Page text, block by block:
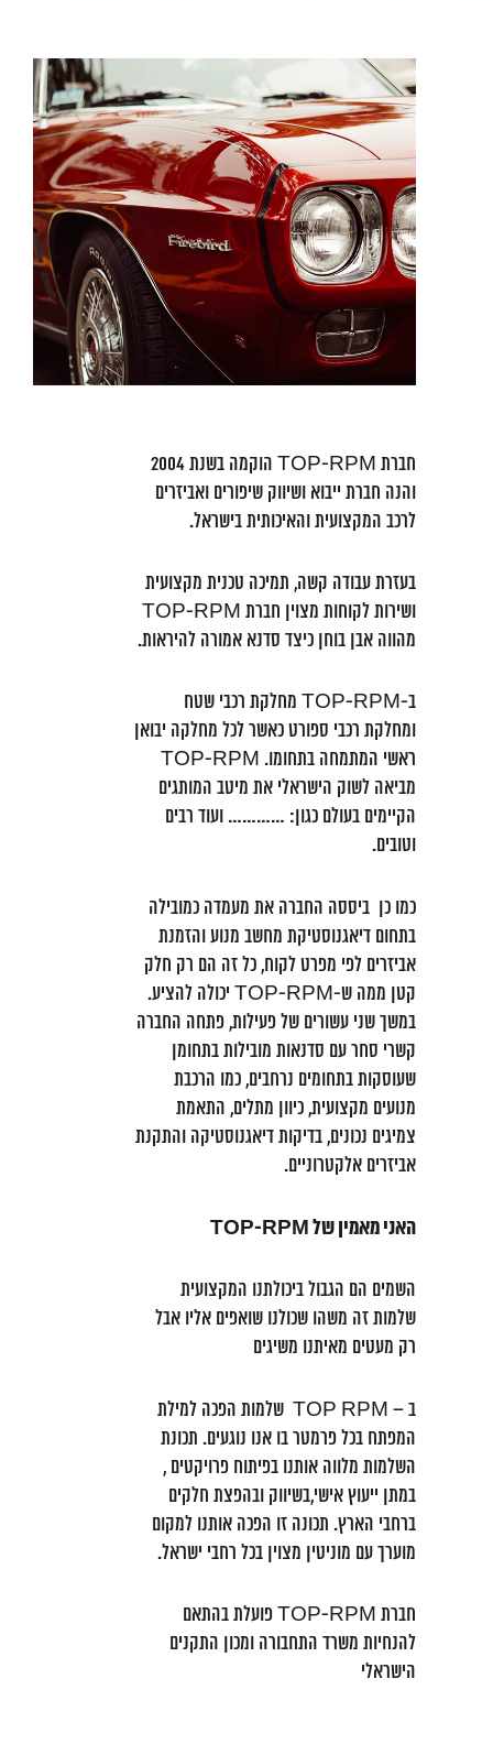
חברת TOP-RPM הוקמה בשנת 2004
והנה חברת ייבוא ושיווק שיפורים ואביזרים
לרכב המקצועית והאיכותית בישראל.
בעזרת עבודה קשה, תמיכה טכנית מקצועית
ושירות לקוחות מצוין חברת TOP-RPM
מהווה אבן בוחן כיצד סדנא אמורה להיראות.
ב-TOP-RPM מחלקת רכבי שטח
ומחלקת רכבי ספורט כאשר לכל מחלקה יבואן
ראשי המתמחה בתחומו. TOP-RPM
מביאה לשוק הישראלי את מיטב המותגים
הקיימים בעולם כגון: ………… ועוד רבים
וטובים.
כמו כן ביססה החברה את מעמדה כמובילה
בתחום דיאגנוסטיקת מחשב מנוע והזמנת
אביזרים לפי מפרט לקוח, כל זה הם רק חלק
קטן ממה ש-TOP-RPM יכולה להציע.
במשך שני עשורים של פעילות, פתחה החברה
קשרי סחר עם סדנאות מובילות בתחומן
שעוסקות בתחומים נרחבים, כמו הרכבת
מנועים מקצועית, כיוון מתלים, התאמת
צמיגים נכונים, בדיקות דיאגנוסטיקה והתקנת
אביזרים אלקטרוניים.
האני מאמין של TOP-RPM
השמים הם הגבול ביכולתנו המקצועית
שלמות זה משהו שכולנו שואפים אליו אבל
רק מעטים מאיתנו משיגים
ב – TOP RPM שלמות הפכה למילת
המפתח בכל פרמטר בו אנו נוגעים. תכונת
השלמות מלווה אותנו בפיתוח פרויקטים ,
במתן ייעוץ אישי,בשיווק ובהפצת חלקים
ברחבי הארץ. תכונה זו הפכה אותנו למקום
מוערך עם מוניטין מצוין בכל רחבי ישראל.
חברת TOP-RPM פועלת בהתאם
להנחיות משרד התחבורה ומכון התקנים
הישראלי